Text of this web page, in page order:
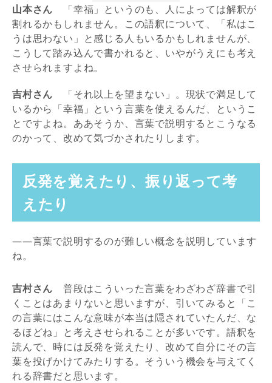
山本さん 「幸福」というのも、人によっては解釈が
割れるかもしれません。この語釈について、「私はこ
うは思わない」と感じる人もいるかもしれませんが、
こうして踏み込んで書かれると、いやがうえにも考え
させられますよね。
吉村さん 「それ以上を望まない」。現状で満足して
いるから「幸福」という言葉を使えるんだ、というこ
とですよね。ああそうか、言葉で説明するとこうなる
のかって、改めて気づかされたりします。
反発を覚えたり、振り返って考
えたり
――言葉で説明するのが難しい概念を説明しています
ね。
吉村さん 普段はこういった言葉をわざわざ辞書で引
くことはあまりないと思いますが、引いてみると「こ
の言葉にはこんな意味が本当は隠されていたんだ、な
るほどね」と考えさせられることが多いです。語釈を
読んで、時には反発を覚えたり、改めて自分にその言
葉を投げかけてみたりする。そういう機会を与えてく
れる辞書だと思います。